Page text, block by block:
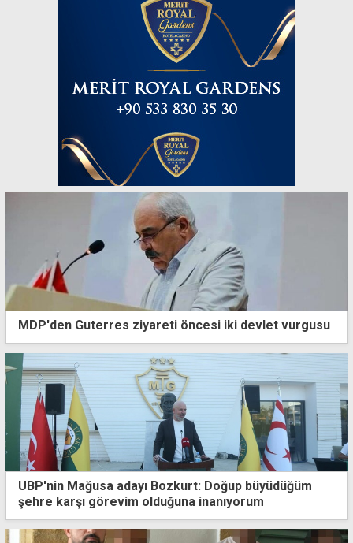
MDP'den Guterres ziyareti öncesi iki devlet vurgusu
UBP'nin Mağusa adayı Bozkurt: Doğup büyüdüğüm
şehre karşı görevim olduğuna inanıyorum